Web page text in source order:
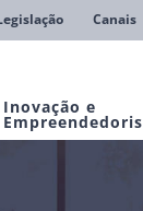
Canais
Inovação e